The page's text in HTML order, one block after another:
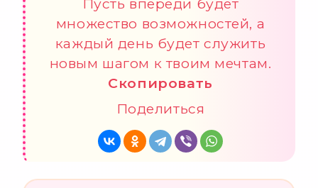
Пусть впереди будет
множество возможностей, а
каждый день будет служить
новым шагом к твоим мечтам.
Скопировать
Поделиться